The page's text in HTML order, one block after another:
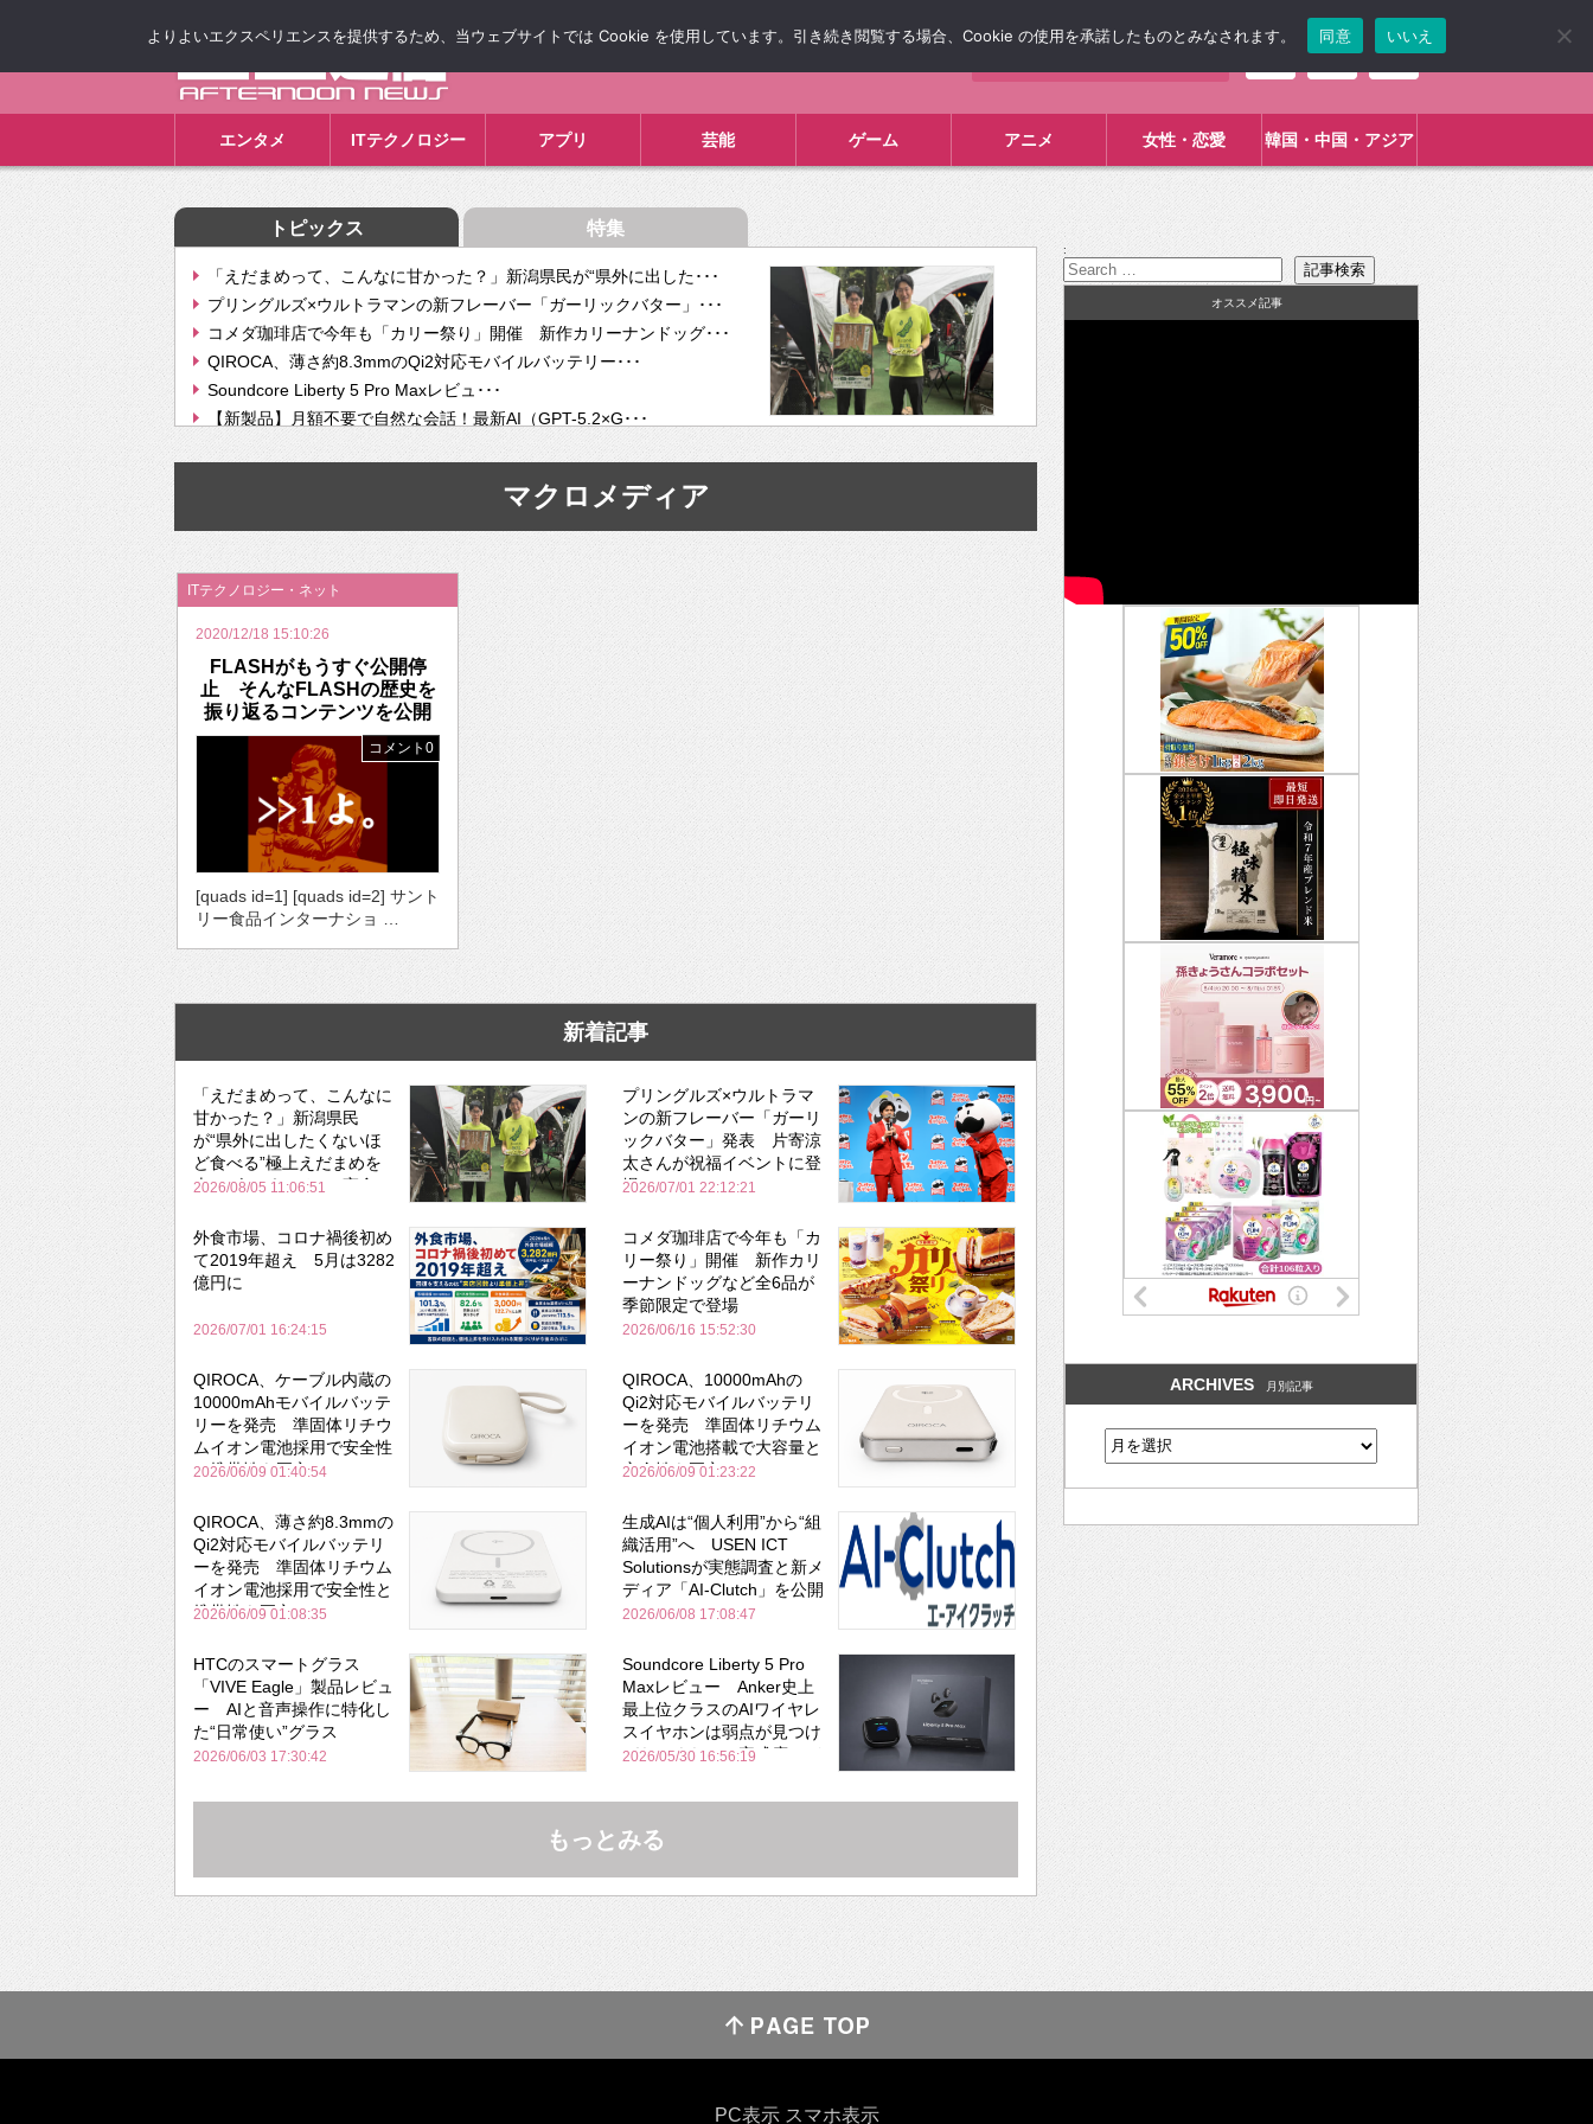
エンタメ ITテクノロジー アプリ 芸能 ゲーム アニメ 女性・恋愛 韓国・中国・アジア
トピックス 特集
「えだまめって、こんなに甘かった？」新潟県民が“県外に出した･･･
プリングルズ×ウルトラマンの新フレーバー「ガーリックバター」･･･
コメダ珈琲店で今年も「カリー祭り」開催 新作カリーナンドッグ･･･
QIROCA、薄さ約8.3mmのQi2対応モバイルバッテリー･･･
Soundcore Liberty 5 Pro Maxレビュ･･･
【新製品】月額不要で自然な会話！最新AI（GPT-5.2×G･･･
【次世代の没入感と生産性】VITURE Luma Ultra･･･
挫折率8割の壁をAIで突破。ジャストシステム、”自分が今話し･･･
2026年のバレンタインは「自分で作って、想いを渡す」 TE･･･
マクロメディア
ITテクノロジー・ネット
2020/12/18 15:10:26
FLASHがもうすぐ公開停
止 そんなFLASHの歴史を
振り返るコンテンツを公開
コメント0
[quads id=1] [quads id=2] サント
リー食品インターナショ …
新着記事
「えだまめって、こんなに
甘かった？」新潟県民
が“県外に出したくないほ
ど食べる”極上えだまめを
森のビアガーデンで実食
2026/08/05 11:06:51
プリングルズ×ウルトラマ
ンの新フレーバー「ガーリ
ックバター」発表 片寄涼
太さんが祝福イベントに登
場
2026/07/01 22:12:21
外食市場、コロナ禍後初め
て2019年超え 5月は3282
億円に
2026/07/01 16:24:15
コメダ珈琲店で今年も「カ
リー祭り」開催 新作カリ
ーナンドッグなど全6品が
季節限定で登場
2026/06/16 15:52:30
QIROCA、ケーブル内蔵の
10000mAhモバイルバッテ
リーを発売 準固体リチウ
ムイオン電池採用で安全性
と携帯性を両立
2026/06/09 01:40:54
QIROCA、10000mAhの
Qi2対応モバイルバッテリ
ーを発売 準固体リチウム
イオン電池搭載で大容量と
安全性を両立
2026/06/09 01:23:22
QIROCA、薄さ約8.3mmの
Qi2対応モバイルバッテリ
ーを発売 準固体リチウム
イオン電池採用で安全性と
携帯性を両立
2026/06/09 01:08:35
生成AIは“個人利用”から“組
織活用”へ USEN ICT
Solutionsが実態調査と新メ
ディア「AI-Clutch」を公開
2026/06/08 17:08:47
HTCのスマートグラス
「VIVE Eagle」製品レビュ
ー AIと音声操作に特化し
た“日常使い”グラス
2026/06/03 17:30:42
Soundcore Liberty 5 Pro
Maxレビュー Anker史上
最上位クラスのAIワイヤレ
スイヤホンは弱点が見つけ
づらいくらいの完成度にび
Bose並み
2026/05/30 16:56:19
もっとみる
:
オススメ記事
ARCHIVES 月別記事
PC表示 スマホ表示
よりよいエクスペリエンスを提供するため、当ウェブサイトでは Cookie を使用しています。引き続き閲覧する場合、Cookie の使用を承諾したものとみなされます。 同意 いいえ